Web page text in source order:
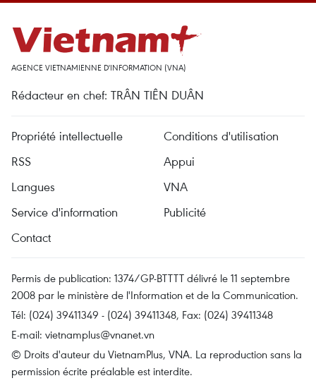
AGENCE VIETNAMIENNE D'INFORMATION (VNA)
Rédacteur en chef: TRÂN TIÊN DUÂN
Propriété intellectuelle
Conditions d'utilisation
RSS
Appui
Langues
VNA
Service d'information
Publicité
Contact
Permis de publication: 1374/GP-BTTTT délivré le 11 septembre
2008 par le ministère de l'Information et de la Communication.
Tél: (024) 39411349 - (024) 39411348, Fax: (024) 39411348
E-mail: vietnamplus@vnanet.vn
© Droits d'auteur du VietnamPlus, VNA. La reproduction sans la
permission écrite préalable est interdite.